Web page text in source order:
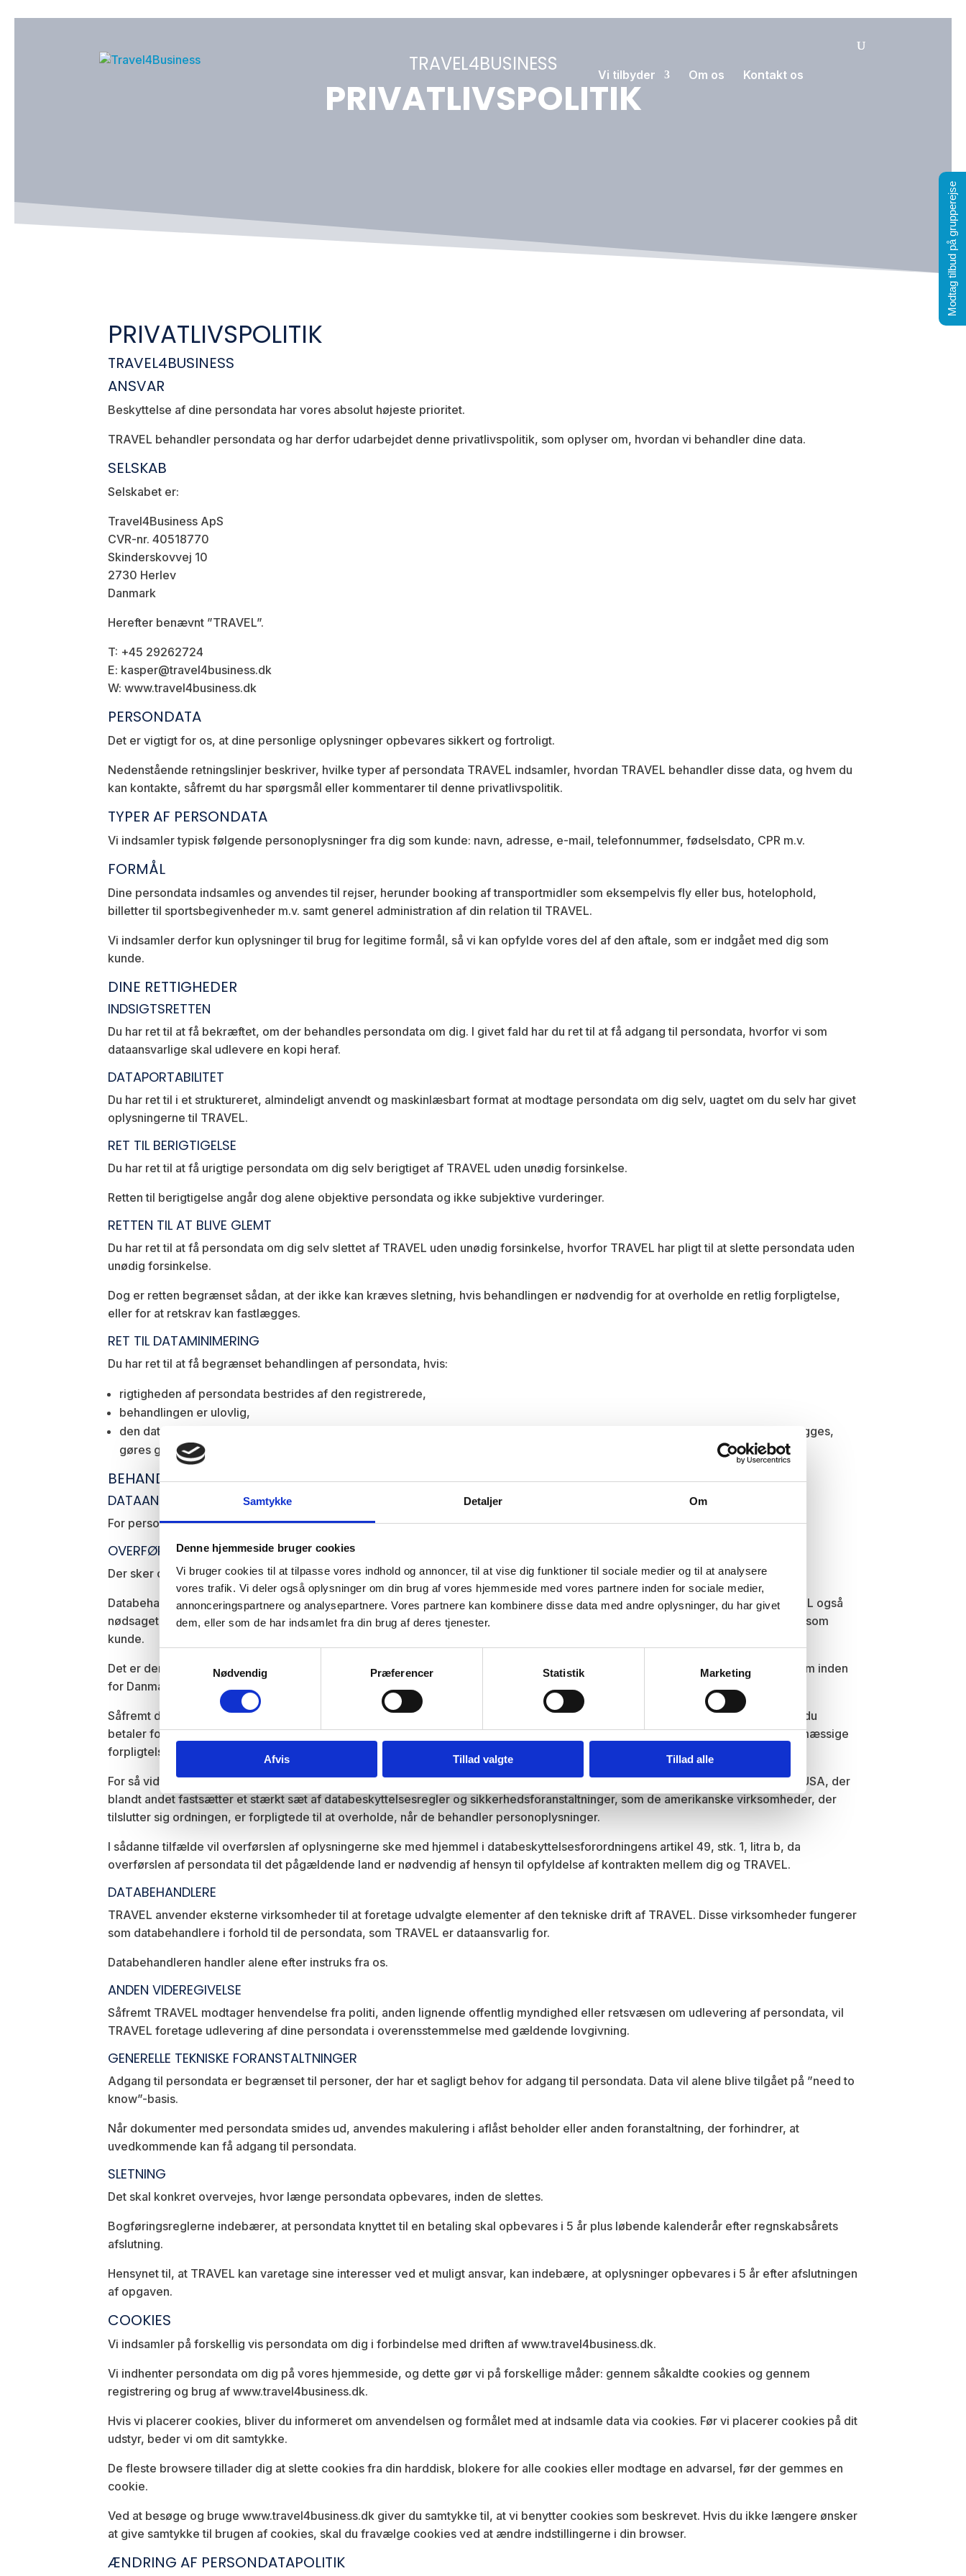
Samtykke Detaljer Om
Denne hjemmeside bruger cookies
Vi bruger cookies til at tilpasse vores indhold og annoncer, til at vise dig funktioner til sociale medier og til at analysere
vores trafik. Vi deler også oplysninger om din brug af vores hjemmeside med vores partnere inden for sociale medier,
annonceringspartnere og analysepartnere. Vores partnere kan kombinere disse data med andre oplysninger, du har givet
dem, eller som de har indsamlet fra din brug af deres tjenester.
Nødvendig
Præferencer Statistik Marketing
Afvis Tillad valgte Tillad alle
Vi tilbyder Om os Kontakt os
TRAVEL4BUSINESS
PRIVATLIVSPOLITIK
PRIVATLIVSPOLITIK
TRAVEL4BUSINESS
ANSVAR
Beskyttelse af dine persondata har vores absolut højeste prioritet.
TRAVEL behandler persondata og har derfor udarbejdet denne privatlivspolitik, som oplyser om, hvordan vi behandler dine data.
SELSKAB
Selskabet er:
Travel4Business ApS
CVR-nr. 40518770
Skinderskovvej 10
2730 Herlev
Danmark
Herefter benævnt ”TRAVEL”.
T: +45 29262724
E: kasper@travel4business.dk
W: www.travel4business.dk
PERSONDATA
Det er vigtigt for os, at dine personlige oplysninger opbevares sikkert og fortroligt.
Nedenstående retningslinjer beskriver, hvilke typer af persondata TRAVEL indsamler, hvordan TRAVEL behandler disse data, og hvem du
kan kontakte, såfremt du har spørgsmål eller kommentarer til denne privatlivspolitik.
TYPER AF PERSONDATA
Vi indsamler typisk følgende personoplysninger fra dig som kunde: navn, adresse, e-mail, telefonnummer, fødselsdato, CPR m.v.
FORMÅL
Dine persondata indsamles og anvendes til rejser, herunder booking af transportmidler som eksempelvis fly eller bus, hotelophold,
billetter til sportsbegivenheder m.v. samt generel administration af din relation til TRAVEL.
Vi indsamler derfor kun oplysninger til brug for legitime formål, så vi kan opfylde vores del af den aftale, som er indgået med dig som
kunde.
DINE RETTIGHEDER
INDSIGTSRETTEN
Du har ret til at få bekræftet, om der behandles persondata om dig. I givet fald har du ret til at få adgang til persondata, hvorfor vi som
dataansvarlige skal udlevere en kopi heraf.
DATAPORTABILITET
Du har ret til i et struktureret, almindeligt anvendt og maskinlæsbart format at modtage persondata om dig selv, uagtet om du selv har givet
oplysningerne til TRAVEL.
RET TIL BERIGTIGELSE
Du har ret til at få urigtige persondata om dig selv berigtiget af TRAVEL uden unødig forsinkelse.
Retten til berigtigelse angår dog alene objektive persondata og ikke subjektive vurderinger.
RETTEN TIL AT BLIVE GLEMT
Du har ret til at få persondata om dig selv slettet af TRAVEL uden unødig forsinkelse, hvorfor TRAVEL har pligt til at slette persondata uden
unødig forsinkelse.
Dog er retten begrænset sådan, at der ikke kan kræves sletning, hvis behandlingen er nødvendig for at overholde en retlig forpligtelse,
eller for at retskrav kan fastlægges.
RET TIL DATAMINIMERING
Du har ret til at få begrænset behandlingen af persondata, hvis:
rigtigheden af persondata bestrides af den registrerede,
behandlingen er ulovlig,
den dataansvarlige ikke længere har brug for persondata til behandlingen, men de er nødvendige for, at et retskrav kan fastlægges,
gøres gældende eller forsvares.
BEHANDLINGSREGLER
DATAANSVARLIG
For persondata om dig som kunde vil TRAVEL være at betragte som dataansvarlig.
OVERFØRSEL TIL TREDJELANDE
Der sker også overførsel af persondata til tredjelande.
Databehandling foretages primært inden for Den Europæiske Union. I de tilfælde, hvor vi arrangerer rejser uden for EU, er TRAVEL også
nødsaget til at overføre persondata uden for EU/EØS, for at TRAVEL kan opfylde sine kontraktmæssige forpligtelser over for dig som
kunde.
Det er derfor vigtigt, at du som kunde er opmærksom på, at dine persondata potentielt set ikke er underlagt samme sikkerhed som inden
for Danmark eller EU i øvrigt, da der ikke gælder de samme regler.
Såfremt du ikke ønsker, at TRAVEL skal overføre dine persondata til et land uden for EU, skal du senest meddele os dette, inden du
betaler for turen, da vi efterfølgende kan være nødsaget til at overføre dine persondata, så TRAVEL kan leve op til sine kontraktmæssige
forpligtelser.
For så vidt angår overførsler til USA vil disse for så vidt muligt ske på baggrund af Privacy Shield, som er en aftale mellem EU og USA, der
blandt andet fastsætter et stærkt sæt af databeskyttelsesregler og sikkerhedsforanstaltninger, som de amerikanske virksomheder, der
tilslutter sig ordningen, er forpligtede til at overholde, når de behandler personoplysninger.
I sådanne tilfælde vil overførslen af oplysningerne ske med hjemmel i databeskyttelsesforordningens artikel 49, stk. 1, litra b, da
overførslen af persondata til det pågældende land er nødvendig af hensyn til opfyldelse af kontrakten mellem dig og TRAVEL.
DATABEHANDLERE
TRAVEL anvender eksterne virksomheder til at foretage udvalgte elementer af den tekniske drift af TRAVEL. Disse virksomheder fungerer
som databehandlere i forhold til de persondata, som TRAVEL er dataansvarlig for.
Databehandleren handler alene efter instruks fra os.
ANDEN VIDEREGIVELSE
Såfremt TRAVEL modtager henvendelse fra politi, anden lignende offentlig myndighed eller retsvæsen om udlevering af persondata, vil
TRAVEL foretage udlevering af dine persondata i overensstemmelse med gældende lovgivning.
GENERELLE TEKNISKE FORANSTALTNINGER
Adgang til persondata er begrænset til personer, der har et sagligt behov for adgang til persondata. Data vil alene blive tilgået på ”need to
know”-basis.
Når dokumenter med persondata smides ud, anvendes makulering i aflåst beholder eller anden foranstaltning, der forhindrer, at
uvedkommende kan få adgang til persondata.
SLETNING
Det skal konkret overvejes, hvor længe persondata opbevares, inden de slettes.
Bogføringsreglerne indebærer, at persondata knyttet til en betaling skal opbevares i 5 år plus løbende kalenderår efter regnskabsårets
afslutning.
Hensynet til, at TRAVEL kan varetage sine interesser ved et muligt ansvar, kan indebære, at oplysninger opbevares i 5 år efter afslutningen
af opgaven.
COOKIES
Vi indsamler på forskellig vis persondata om dig i forbindelse med driften af www.travel4business.dk.
Vi indhenter persondata om dig på vores hjemmeside, og dette gør vi på forskellige måder: gennem såkaldte cookies og gennem
registrering og brug af www.travel4business.dk.
Hvis vi placerer cookies, bliver du informeret om anvendelsen og formålet med at indsamle data via cookies. Før vi placerer cookies på dit
udstyr, beder vi om dit samtykke.
De fleste browsere tillader dig at slette cookies fra din harddisk, blokere for alle cookies eller modtage en advarsel, før der gemmes en
cookie.
Ved at besøge og bruge www.travel4business.dk giver du samtykke til, at vi benytter cookies som beskrevet. Hvis du ikke længere ønsker
at give samtykke til brugen af cookies, skal du fravælge cookies ved at ændre indstillingerne i din browser.
ÆNDRING AF PERSONDATAPOLITIK
Modtag tilbud på grupperejse